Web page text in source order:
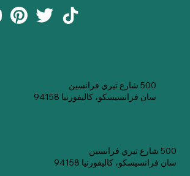
500 شارع تيري فرانسين
سان فرانسيسكو، كاليفورنيا 94158
500 شارع تيري فرانسين
سان فرانسيسكو، كاليفورنيا 94158